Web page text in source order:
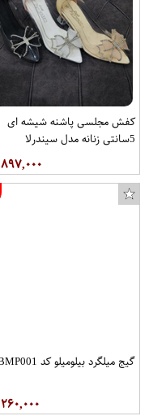
کفش مجلسی پاشنه شیشه ای
5سانتی زنانه مدل سیندرلا
۸۹۷,۰۰۰
گیج میلگرد بیلومیلو کد BMP001
۲۶۰,۰۰۰